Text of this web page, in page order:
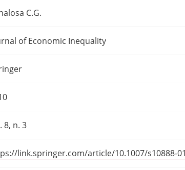
C.G.
of Economic Inequality
8, n. 3
link.springer.com/article/10.1007/s10888-